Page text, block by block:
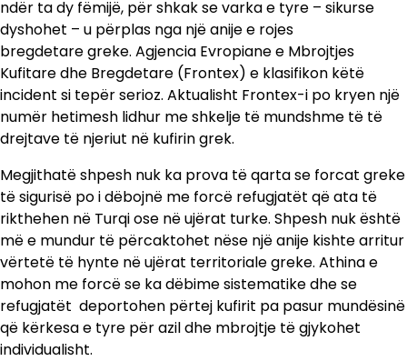
ndër ta dy fëmijë, për shkak se varka e tyre – sikurse
dyshohet – u përplas nga një anije e rojes
bregdetare greke. Agjencia Evropiane e Mbrojtjes
Kufitare dhe Bregdetare (Frontex) e klasifikon këtë
incident si tepër serioz. Aktualisht Frontex-i po kryen një
numër hetimesh lidhur me shkelje të mundshme të të
drejtave të njeriut në kufirin grek.
Megjithatë shpesh nuk ka prova të qarta se forcat greke
të sigurisë po i dëbojnë me forcë refugjatët që ata të
rikthehen në Turqi ose në ujërat turke. Shpesh nuk është
më e mundur të përcaktohet nëse një anije kishte arritur
vërtetë të hynte në ujërat territoriale greke. Athina e
mohon me forcë se ka dëbime sistematike dhe se
refugjatët deportohen përtej kufirit pa pasur mundësinë
që kërkesa e tyre për azil dhe mbrojtje të gjykohet
individualisht.